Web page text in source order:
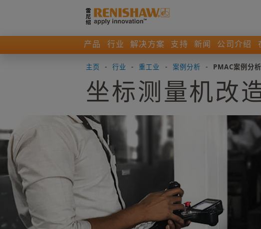
产品 行业 解决方案 支持 新闻 公司介绍
主页 - 行业 - 重工业 - 案例分析 - PMAC案例分析
坐标测量机改